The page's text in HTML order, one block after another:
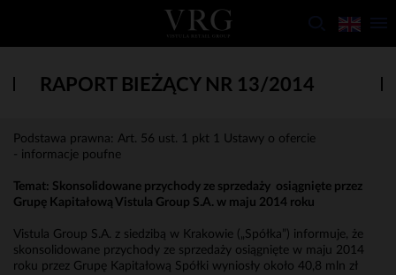
RAPORT BIEŻĄCY NR 13/2014
Podstawa prawna: Art. 56 ust. 1 pkt 1 Ustawy o ofercie
- informacje poufne
Temat: Skonsolidowane przychody ze sprzedaży osiągnięte przez
Grupę Kapitałową Vistula Group S.A. w maju 2014 roku
Vistula Group S.A. z siedzibą w Krakowie („Spółka”) informuje, że
skonsolidowane przychody ze sprzedaży osiągnięte w maju 2014
roku przez Grupę Kapitałową Spółki wyniosły około 40,8 mln zł